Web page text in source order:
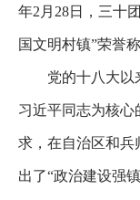
年2月28日，三十
国文明村镇”荣誉称
党的十八大以
习近平同志为核
求，在自治区和兵
出了“政治建设强